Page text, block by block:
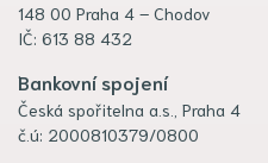
148 00 Praha 4 – Chodov
IČ: 613 88 432
Bankovní spojení
Česká spořitelna a.s., Praha 4
č.ú: 2000810379/0800